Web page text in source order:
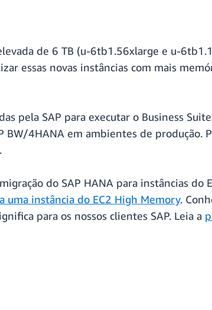
de 6 TB (u-6tb1.56xlarge e u-
essas novas instâncias com mais
pela SAP para executar o Business
BW/4HANA em ambientes de produção.
.
do SAP HANA para instâncias do
uma instância do EC2 High Memory.
para os nossos clientes SAP. Leia a